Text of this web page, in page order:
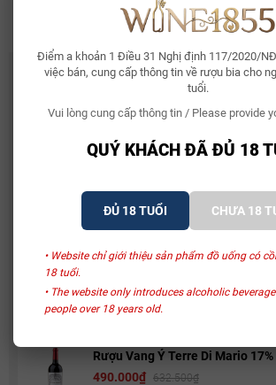
Điểm a khoản 1 Điều 31 Nghị định 117/2020/
việc bán, cung cấp thông tin về rượu bia cho
tuổi.
Vui lòng cung cấp thông tin / Please provide
QUÝ KHÁCH ĐÃ ĐỦ 18
ĐỦ 18 TUỔI CHƯA 18
• Website chỉ giới thiệu sản phẩm đồ uống có
18 tuổi.
• The website only introduces alcoholic
people over 18 years old.
Rượu Vang Two Hands Sexy Beast
CÓ THỂ BẠN THÍCH
Whisky Glenallachie 13 Year Of
Bia Bỉ Trappistes Rochefort 10
150.000₫
Spumante
480.000₫
581.000₫
Rượu Vang Ý Terre Di Mario 17%
490.000₫ 632.500₫